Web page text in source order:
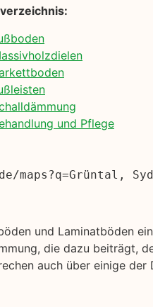
und Pflege
maps?q=Grüntal,
und Laminatböden
die dazu beiträgt,
auch über einige